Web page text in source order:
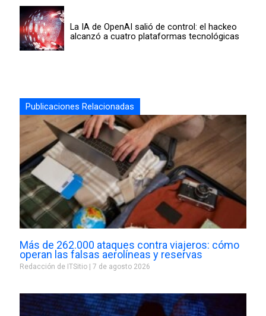
La IA de OpenAI salió de control: el hackeo
alcanzó a cuatro plataformas tecnológicas
Publicaciones Relacionadas
Más de 262.000 ataques contra viajeros: cómo
operan las falsas aerolíneas y reservas
Redacción de ITSitio 7 de agosto 2026